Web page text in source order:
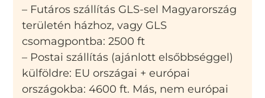
– Futáros szállítás GLS-sel Magyarország
területén házhoz, vagy GLS
csomagpontba: 2500 ft
– Postai szállítás (ajánlott elsőbbséggel)
külföldre: EU országai + európai
országokba: 4600 ft. Más, nem európai